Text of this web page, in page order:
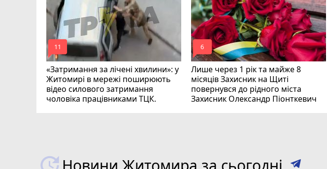
«Затримання за лічені хвилини»: у
Житомирі в мережі поширюють
відео силового затримання
чоловіка працівниками ТЦК.
mode_comment
11
Лише через 1 рік та майже 8
місяців Захисник на Щиті
повернувся до рідного міста
Захисник Олександр Піонткевич
mode_comment
6